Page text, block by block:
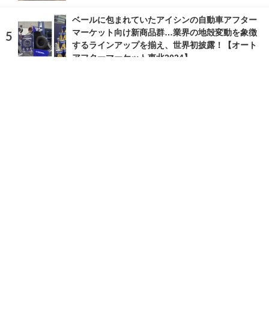
ベールに包まれていたアイシンの自動車アフター
マーケット向け新商品群…業界の地殻変動を象徴
するラインアップを揃え、世界初披露！【オート
アフターマーケット東北2024】